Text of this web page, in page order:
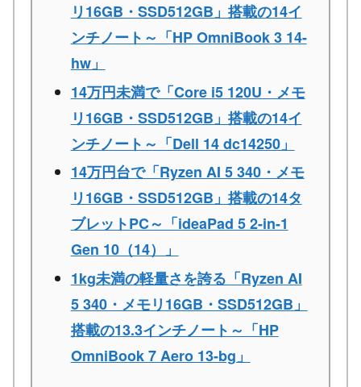
リ16GB・SSD512GB」搭載の14イ
ンチノート～「HP OmniBook 3 14-
hw」
14万円未満で「Core i5 120U・メモ
リ16GB・SSD512GB」搭載の14イ
ンチノート～「Dell 14 dc14250」
14万円台で「Ryzen AI 5 340・メモ
リ16GB・SSD512GB」搭載の14タ
ブレットPC～「ideaPad 5 2-in-1
Gen 10（14）」
1kg未満の軽量さを誇る「Ryzen AI
5 340・メモリ16GB・SSD512GB」
搭載の13.3インチノート～「HP
OmniBook 7 Aero 13-bg」